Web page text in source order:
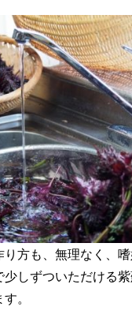
方も、無理なく、嗜
少しずついただける
。